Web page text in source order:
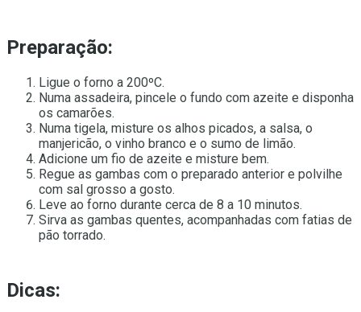
Preparação:
Ligue o forno a 200ºC.
Numa assadeira, pincele o fundo com azeite e disponha
os camarões.
Numa tigela, misture os alhos picados, a salsa, o
manjericão, o vinho branco e o sumo de limão.
Adicione um fio de azeite e misture bem.
Regue as gambas com o preparado anterior e polvilhe
com sal grosso a gosto.
Leve ao forno durante cerca de 8 a 10 minutos.
Sirva as gambas quentes, acompanhadas com fatias de
pão torrado.
Dicas: